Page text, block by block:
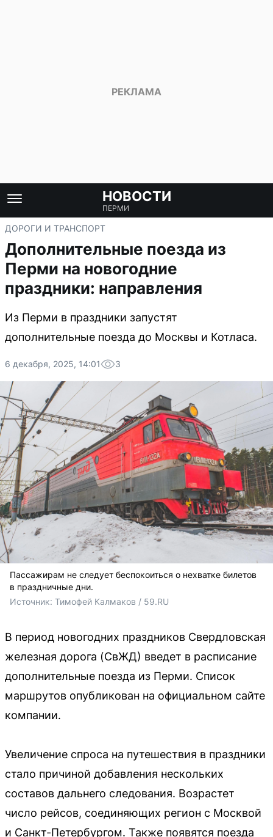
НОВОСТИ
ПЕРМИ
ДОРОГИ И ТРАНСПОРТ
Дополнительные поезда из
Перми на новогодние
праздники: направления
Из Перми в праздники запустят
дополнительные поезда до Москвы и Котласа.
6 декабря, 2025, 14:01 3
Пассажирам не следует беспокоиться о нехватке билетов
в праздничные дни.
Источник: Тимофей Калмаков / 59.RU
В период новогодних праздников Свердловская
железная дорога (СвЖД) введет в расписание
дополнительные поезда из Перми. Список
маршрутов опубликован на официальном сайте
компании.
Увеличение спроса на путешествия в праздники
стало причиной добавления нескольких
составов дальнего следования. Возрастет
число рейсов, соединяющих регион с Москвой
и Санкт-Петербургом. Также появятся поезда